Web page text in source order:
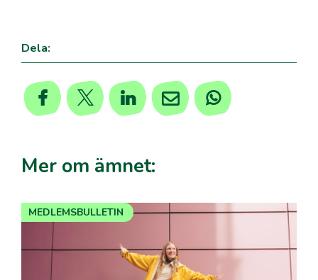
Dela:
Mer om ämnet:
MEDLEMSBULLETIN